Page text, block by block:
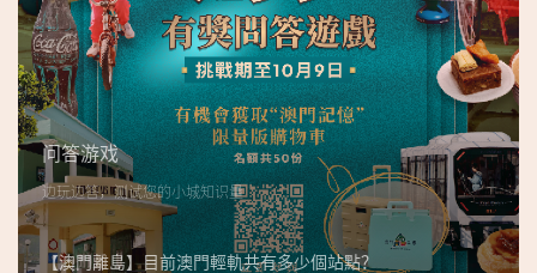
问答游戏
边玩边答，测试您的小城知识量
【澳門離島】目前澳門輕軌共有多少個站點？